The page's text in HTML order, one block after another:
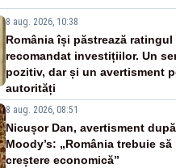
8 aug. 2026, 10:38
România își păstrează ratingul
recomandat investițiilor. Un
pozitiv, dar și un avertisment
autorități
8 aug. 2026, 08:51
Nicușor Dan, avertisment
Moody’s: „România trebuie
creștere economică”